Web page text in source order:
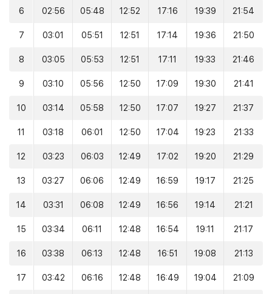
6 02:56 05:48 12:52 17:16 19:39 21:54
7 03:01 05:51 12:51 17:14 19:36 21:50
8 03:05 05:53 12:51 17:11 19:33 21:46
9 03:10 05:56 12:50 17:09 19:30 21:41
10 03:14 05:58 12:50 17:07 19:27 21:37
11 03:18 06:01 12:50 17:04 19:23 21:33
12 03:23 06:03 12:49 17:02 19:20 21:29
13 03:27 06:06 12:49 16:59 19:17 21:25
14 03:31 06:08 12:49 16:56 19:14 21:21
15 03:34 06:11 12:48 16:54 19:11 21:17
16 03:38 06:13 12:48 16:51 19:08 21:13
17 03:42 06:16 12:48 16:49 19:04 21:09